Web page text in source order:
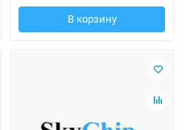
В корзину